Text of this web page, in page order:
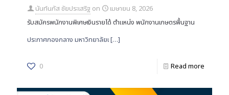
นันท์นภัส ชัยประเสริฐ on
เมษายน 8, 2026
รับสมัครพนักงานพิเศษเงินรายได้ ตำแหน่ง พนักงานเกษตรพื้นฐาน
ประกาศกองกลาง มหาวิทยาลัยเ[…]
0 Read more